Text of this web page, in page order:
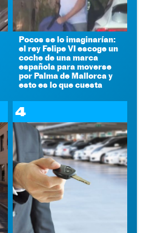
Pocos se lo imaginarían:
el rey Felipe VI escoge un
coche de una marca
española para moverse
por Palma de Mallorca y
esto es lo que cuesta
4